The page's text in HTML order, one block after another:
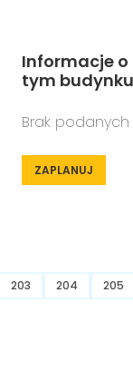
Informacje o
tym budynku
Brak
ZAPLANUJ
203 204 205